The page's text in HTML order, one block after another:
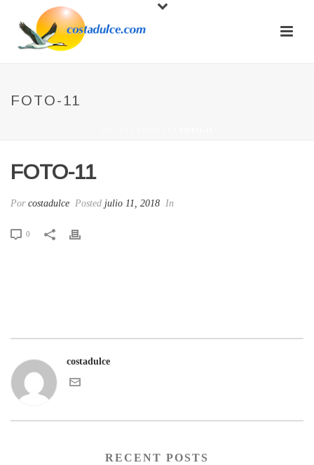
FOTO-11
FOTO-11
Por costadulce Posted julio 11, 2018 In
0
costadulce
RECENT POSTS